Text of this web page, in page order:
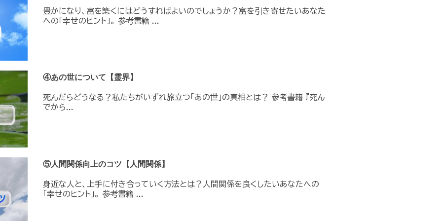
豊かになり、富を築くにはどうすればよいのでしょうか？富を引き寄せたいあなた
への「幸せのヒント」。 参考書籍 ...
④あの世について【霊界】
死んだらどうなる？私たちがいずれ旅立つ「あの世」の真相とは？ 参考書籍 『死ん
でから...
⑤人間関係向上のコツ【人間関係】
身近な人と、上手に付き合っていく方法とは？人間関係を良くしたいあなたへの
「幸せのヒント」。 参考書籍 ...